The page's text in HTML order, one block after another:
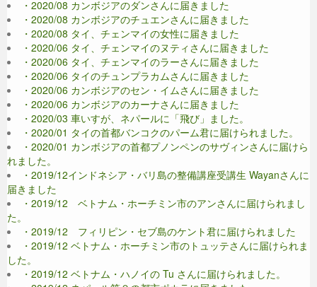
・2020/08 カンボジアのダンさんに届きました
・2020/08 カンボジアのチュエンさんに届きました
・2020/08 タイ、チェンマイの女性に届きました
・2020/06 タイ、チェンマイのヌティさんに届きました
・2020/06 タイ、チェンマイのラーさんに届きました
・2020/06 タイのチュンプラカムさんに届きました
・2020/06 カンボジアのセン・イムさんに届きました
・2020/06 カンボジアのカーナさんに届きました
・2020/03 車いすが、ネパールに「飛び」ました。
・2020/01 タイの首都バンコクのパーム君に届けられました。
・2020/01 カンボジアの首都プノンペンのサヴィンさんに届けら
れました。
・2019/12インドネシア・バリ島の整備講座受講生 Wayanさんに
届きました
・2019/12 ベトナム・ホーチミン市のアンさんに届けられまし
た。
・2019/12 フィリピン・セブ島のケント君に届けられました
・2019/12 ベトナム・ホーチミン市のトュッテさんに届けられま
した。
・2019/12 ベトナム・ハノイの Tu さんに届けられました。